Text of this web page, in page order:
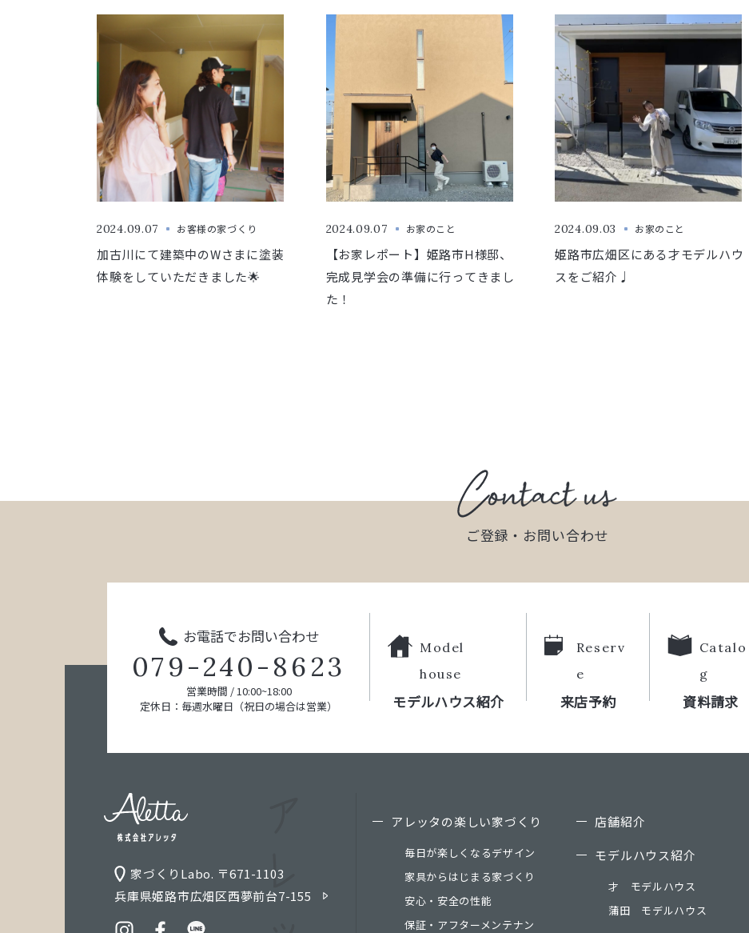
2024.09.07 お客様の家づくり
加古川にて建築中のWさまに塗装
体験をしていただきました🌟
2024.09.07 お家のこと
【お家レポート】姫路市H様邸、
完成見学会の準備に行ってきまし
た！
2024.09.03 お家のこと
姫路市広畑区にある才モデルハウ
スをご紹介♩
ご登録・お問い合わせ
お電話でお問い合わせ
079-240-8623
営業時間 / 10:00~18:00
定休日：毎週水曜日（祝日の場合は営業）
Model
house
モデルハウス紹介
Reserv
e
来店予約
Catalo
g
資料請求
家づくりLabo. 〒671-1103
兵庫県姫路市広畑区西夢前台7-155
アレッタの楽しい家づくり
毎日が楽しくなるデザイン
家具からはじまる家づくり
安心・安全の性能
保証・アフターメンテナン
店舗紹介
モデルハウス紹介
才 モデルハウス
蒲田 モデルハウス